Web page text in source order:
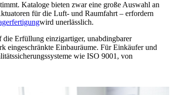
Kataloge bieten zwar eine große Auswahl an
für die Luft- und Raumfahrt – erfordern
wird unerlässlich.
Erfüllung einzigartiger, unabdingbarer
eingeschränkte Einbauräume. Für Einkäufer und
wie ISO 9001, von